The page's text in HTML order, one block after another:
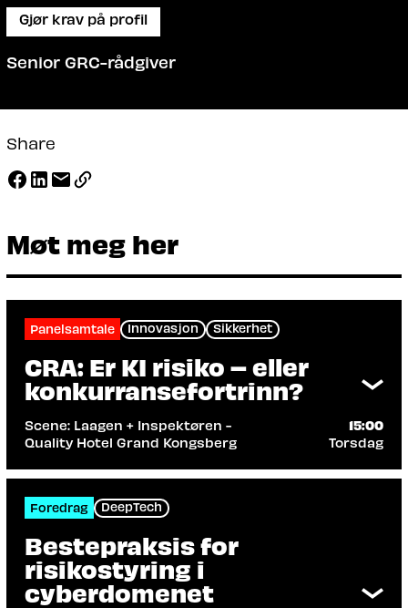
Gjør krav på profil
Senior GRC-rådgiver
Share
Møt meg her
Panelsamtale Innovasjon Sikkerhet
CRA: Er KI risiko – eller
konkurransefortrinn?
Scene: Laagen + Inspektøren -
Quality Hotel Grand Kongsberg
15:00
Torsdag
Da GDPR kom, reagerte mange
virksomheter for sent. Nå står vi overfor
Cyber Resilience Act (CRA) – i en tid der
kunstig intelligens både øker
verdiskapingen og eksponerer nye typer
risiko.
Foredrag DeepTech
Bestepraksis for
risikostyring i
cyberdomenet